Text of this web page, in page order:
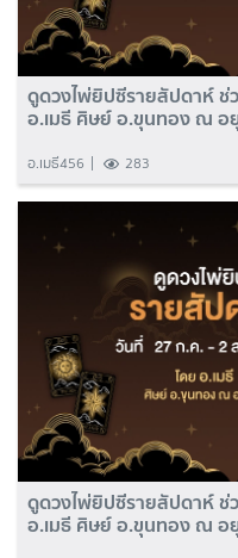
ดูดวงไพ่ยิปซีรายสัปดาห์ ช่
อ.เมธี ศิษย์ อ.ขุนทอง ณ อ
อ.เมธี456 283
ดูดวงไพ่ยิปซีรายสัปดาห์ ช่
อ.เมธี ศิษย์ อ.ขุนทอง ณ อ